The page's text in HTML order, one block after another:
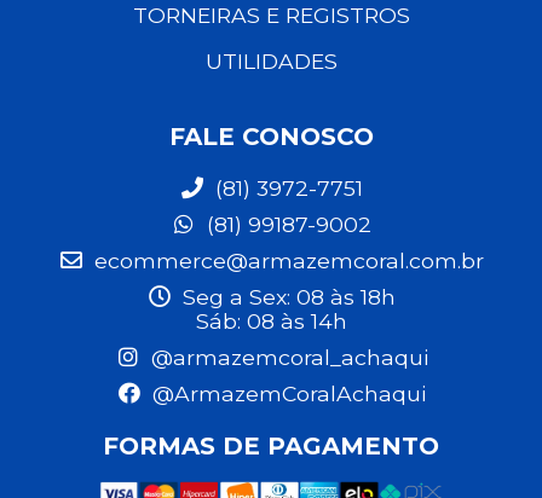
TORNEIRAS E REGISTROS
UTILIDADES
FALE CONOSCO
(81) 3972-7751
(81) 99187-9002
ecommerce@armazemcoral.com.br
Seg a Sex: 08 às 18h
Sáb: 08 às 14h
@armazemcoral_achaqui
@ArmazemCoralAchaqui
FORMAS DE PAGAMENTO